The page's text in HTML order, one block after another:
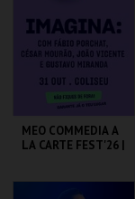
MAIS INFO
COMPRAR
MEO COMMEDIA A
LA CARTE FEST'26 |